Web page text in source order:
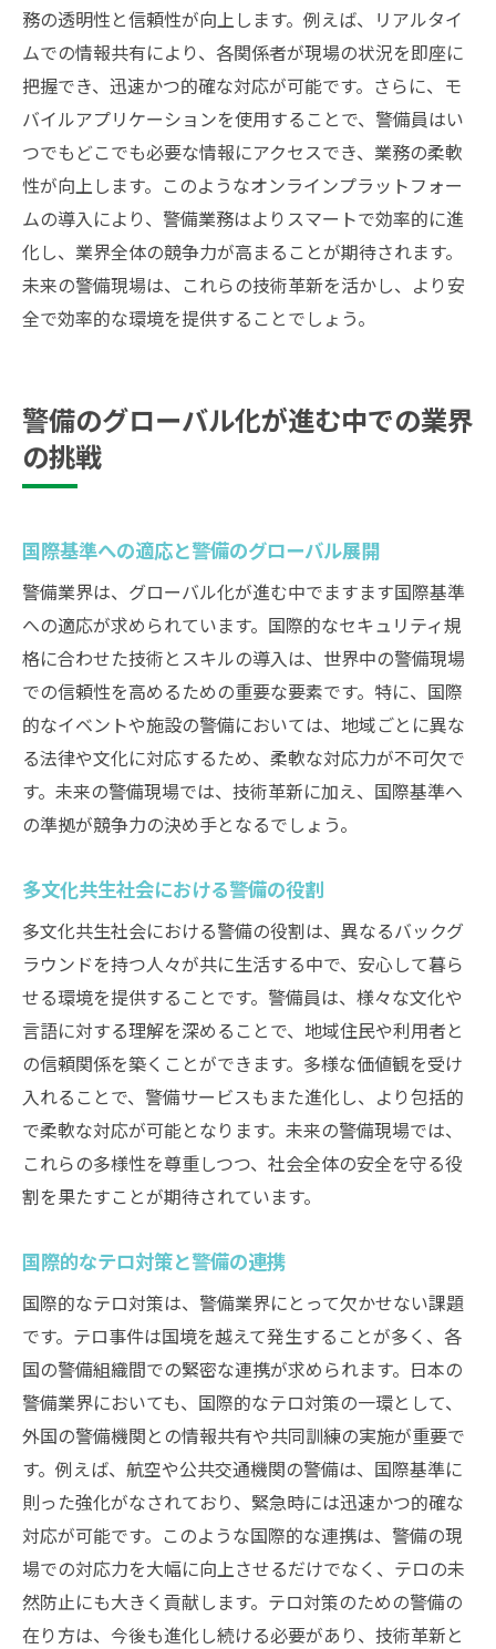
務の透明性と信頼性が向上します。例えば、リアルタイ
ムでの情報共有により、各関係者が現場の状況を即座に
把握でき、迅速かつ的確な対応が可能です。さらに、モ
バイルアプリケーションを使用することで、警備員はい
つでもどこでも必要な情報にアクセスでき、業務の柔軟
性が向上します。このようなオンラインプラットフォー
ムの導入により、警備業務はよりスマートで効率的に進
化し、業界全体の競争力が高まることが期待されます。
未来の警備現場は、これらの技術革新を活かし、より安
全で効率的な環境を提供することでしょう。
警備のグローバル化が進む中での業界
の挑戦
国際基準への適応と警備のグローバル展開
警備業界は、グローバル化が進む中でますます国際基準
への適応が求められています。国際的なセキュリティ規
格に合わせた技術とスキルの導入は、世界中の警備現場
での信頼性を高めるための重要な要素です。特に、国際
的なイベントや施設の警備においては、地域ごとに異な
る法律や文化に対応するため、柔軟な対応力が不可欠で
す。未来の警備現場では、技術革新に加え、国際基準へ
の準拠が競争力の決め手となるでしょう。
多文化共生社会における警備の役割
多文化共生社会における警備の役割は、異なるバックグ
ラウンドを持つ人々が共に生活する中で、安心して暮ら
せる環境を提供することです。警備員は、様々な文化や
言語に対する理解を深めることで、地域住民や利用者と
の信頼関係を築くことができます。多様な価値観を受け
入れることで、警備サービスもまた進化し、より包括的
で柔軟な対応が可能となります。未来の警備現場では、
これらの多様性を尊重しつつ、社会全体の安全を守る役
割を果たすことが期待されています。
国際的なテロ対策と警備の連携
国際的なテロ対策は、警備業界にとって欠かせない課題
です。テロ事件は国境を越えて発生することが多く、各
国の警備組織間での緊密な連携が求められます。日本の
警備業界においても、国際的なテロ対策の一環として、
外国の警備機関との情報共有や共同訓練の実施が重要で
す。例えば、航空や公共交通機関の警備は、国際基準に
則った強化がなされており、緊急時には迅速かつ的確な
対応が可能です。このような国際的な連携は、警備の現
場での対応力を大幅に向上させるだけでなく、テロの未
然防止にも大きく貢献します。テロ対策のための警備の
在り方は、今後も進化し続ける必要があり、技術革新と